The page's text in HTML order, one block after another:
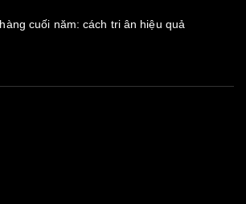
cuối năm: cách tri ân hiệu quả